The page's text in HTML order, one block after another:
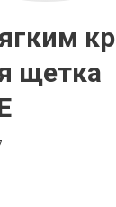
щетка